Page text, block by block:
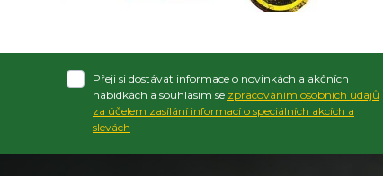
Přeji si dostávat informace o novinkách a akčních
nabídkách a souhlasím se zpracováním osobních údajů
za účelem zasílání informací o speciálních akcích a
slevách